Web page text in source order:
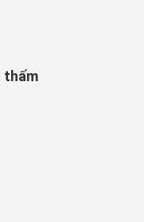
thấm